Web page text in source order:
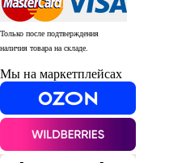
Только после подтверждения
наличия товара на складе.
Мы на маркетплейсах